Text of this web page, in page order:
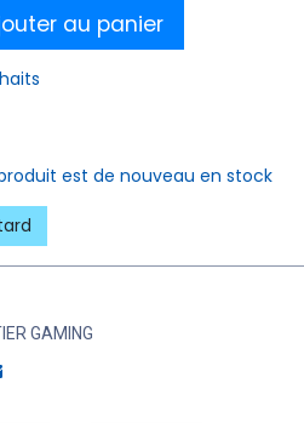
au panier
est de nouveau en stock
GAMING